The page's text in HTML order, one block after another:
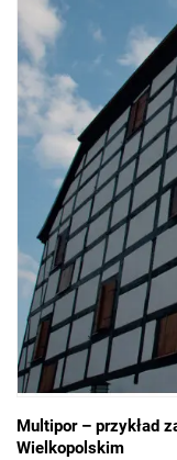
Multipor – przykład
Wielkopolskim